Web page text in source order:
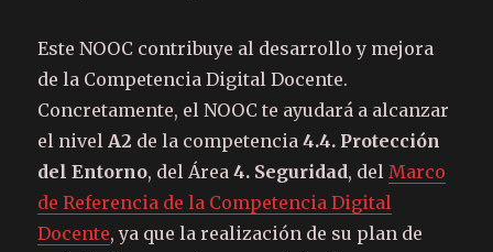
Este NOOC contribuye al desarrollo y mejora
de la Competencia Digital Docente.
Concretamente, el NOOC te ayudará a alcanzar
el nivelA2 de la competencia4.4. Protección
del Entorno, del Área 4. Seguridad, delMarco
de Referencia de la Competencia Digital
Docente, ya que la realización de su plan de